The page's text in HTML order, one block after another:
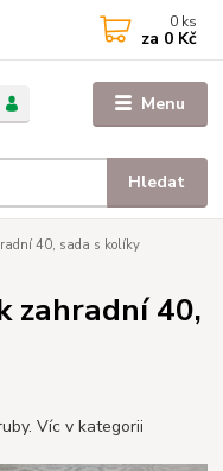
Menu
Hledat
0 ks
za 0 Kč
40, sada s kolíky
zahradní 40,
Víc v kategorii